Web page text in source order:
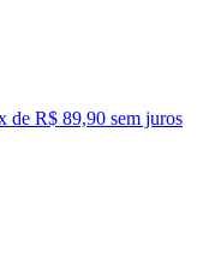
de R$ 89,90 sem juros